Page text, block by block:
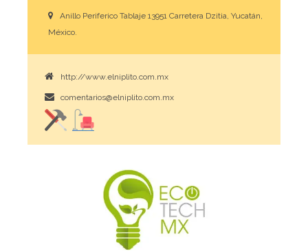
Anillo Periferico Tablaje 13951 Carretera Dzitia, Yucatán,
México.
http://www.elniplito.com.mx
comentarios@elniplito.com.mx